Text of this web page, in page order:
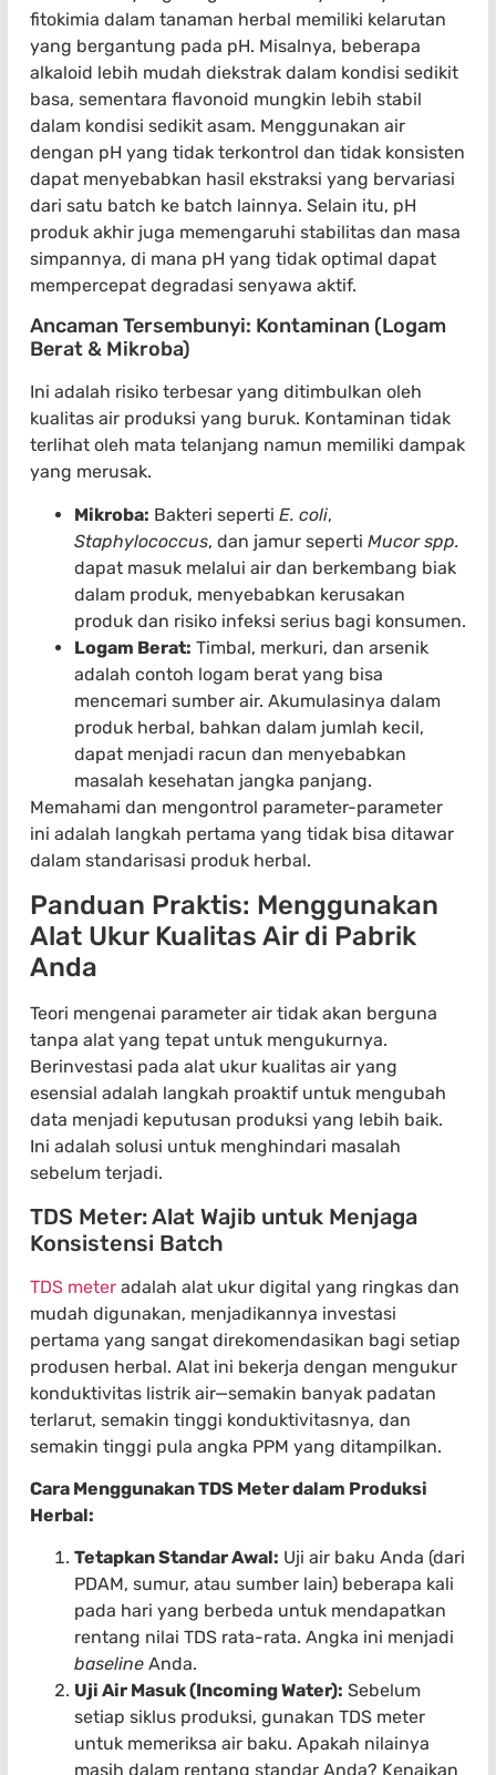
fitokimia dalam tanaman herbal memiliki kelarutan
yang bergantung pada pH. Misalnya, beberapa
alkaloid lebih mudah diekstrak dalam kondisi sedikit
basa, sementara flavonoid mungkin lebih stabil
dalam kondisi sedikit asam. Menggunakan air
dengan pH yang tidak terkontrol dan tidak konsisten
dapat menyebabkan hasil ekstraksi yang bervariasi
dari satu batch ke batch lainnya. Selain itu, pH
produk akhir juga memengaruhi stabilitas dan masa
simpannya, di mana pH yang tidak optimal dapat
mempercepat degradasi senyawa aktif.
Ancaman Tersembunyi: Kontaminan (Logam
Berat & Mikroba)
Ini adalah risiko terbesar yang ditimbulkan oleh
kualitas air produksi yang buruk. Kontaminan tidak
terlihat oleh mata telanjang namun memiliki dampak
yang merusak.
Mikroba: Bakteri seperti E. coli,
Staphylococcus, dan jamur seperti Mucor spp.
dapat masuk melalui air dan berkembang biak
dalam produk, menyebabkan kerusakan
produk dan risiko infeksi serius bagi konsumen.
Logam Berat: Timbal, merkuri, dan arsenik
adalah contoh logam berat yang bisa
mencemari sumber air. Akumulasinya dalam
produk herbal, bahkan dalam jumlah kecil,
dapat menjadi racun dan menyebabkan
masalah kesehatan jangka panjang.
Memahami dan mengontrol parameter-parameter
ini adalah langkah pertama yang tidak bisa ditawar
dalam standarisasi produk herbal.
Panduan Praktis: Menggunakan
Alat Ukur Kualitas Air di Pabrik
Anda
Teori mengenai parameter air tidak akan berguna
tanpa alat yang tepat untuk mengukurnya.
Berinvestasi pada alat ukur kualitas air yang
esensial adalah langkah proaktif untuk mengubah
data menjadi keputusan produksi yang lebih baik.
Ini adalah solusi untuk menghindari masalah
sebelum terjadi.
TDS Meter: Alat Wajib untuk Menjaga
Konsistensi Batch
TDS meter adalah alat ukur digital yang ringkas dan
mudah digunakan, menjadikannya investasi
pertama yang sangat direkomendasikan bagi setiap
produsen herbal. Alat ini bekerja dengan mengukur
konduktivitas listrik air—semakin banyak padatan
terlarut, semakin tinggi konduktivitasnya, dan
semakin tinggi pula angka PPM yang ditampilkan.
Cara Menggunakan TDS Meter dalam Produksi
Herbal:
Tetapkan Standar Awal: Uji air baku Anda (dari
PDAM, sumur, atau sumber lain) beberapa kali
pada hari yang berbeda untuk mendapatkan
rentang nilai TDS rata-rata. Angka ini menjadi
baseline Anda.
Uji Air Masuk (Incoming Water): Sebelum
setiap siklus produksi, gunakan TDS meter
untuk memeriksa air baku. Apakah nilainya
masih dalam rentang standar Anda? Kenaikan